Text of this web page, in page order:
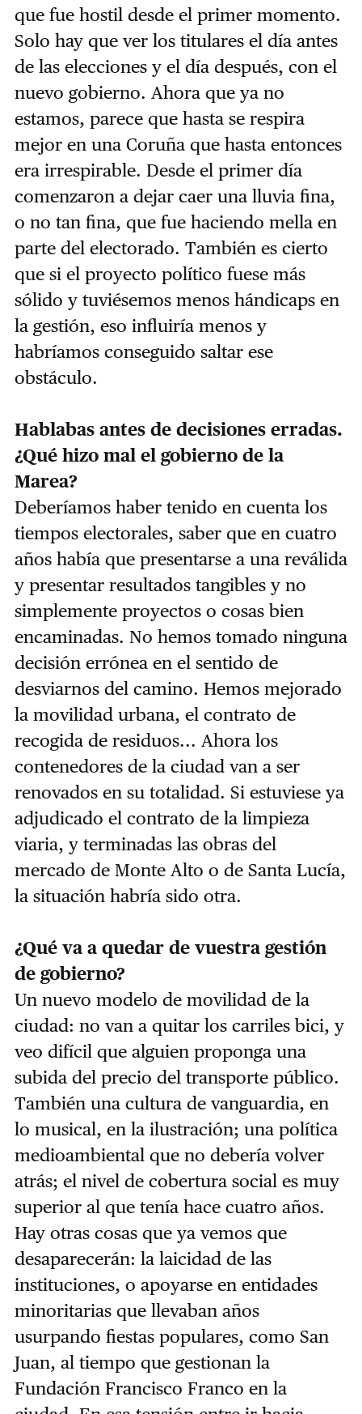
que fue hostil desde el primer momento.
Solo hay que ver los titulares el día antes
de las elecciones y el día después, con el
nuevo gobierno. Ahora que ya no
estamos, parece que hasta se respira
mejor en una Coruña que hasta entonces
era irrespirable. Desde el primer día
comenzaron a dejar caer una lluvia fina,
o no tan fina, que fue haciendo mella en
parte del electorado. También es cierto
que si el proyecto político fuese más
sólido y tuviésemos menos hándicaps en
la gestión, eso influiría menos y
habríamos conseguido saltar ese
obstáculo.
Hablabas antes de decisiones erradas.
¿Qué hizo mal el gobierno de la
Marea?
Deberíamos haber tenido en cuenta los
tiempos electorales, saber que en cuatro
años había que presentarse a una reválida
y presentar resultados tangibles y no
simplemente proyectos o cosas bien
encaminadas. No hemos tomado ninguna
decisión errónea en el sentido de
desviarnos del camino. Hemos mejorado
la movilidad urbana, el contrato de
recogida de residuos... Ahora los
contenedores de la ciudad van a ser
renovados en su totalidad. Si estuviese ya
adjudicado el contrato de la limpieza
viaria, y terminadas las obras del
mercado de Monte Alto o de Santa Lucía,
la situación habría sido otra.
¿Qué va a quedar de vuestra gestión
de gobierno?
Un nuevo modelo de movilidad de la
ciudad: no van a quitar los carriles bici, y
veo difícil que alguien proponga una
subida del precio del transporte público.
También una cultura de vanguardia, en
lo musical, en la ilustración; una política
medioambiental que no debería volver
atrás; el nivel de cobertura social es muy
superior al que tenía hace cuatro años.
Hay otras cosas que ya vemos que
desaparecerán: la laicidad de las
instituciones, o apoyarse en entidades
minoritarias que llevaban años
usurpando fiestas populares, como San
Juan, al tiempo que gestionan la
Fundación Francisco Franco en la